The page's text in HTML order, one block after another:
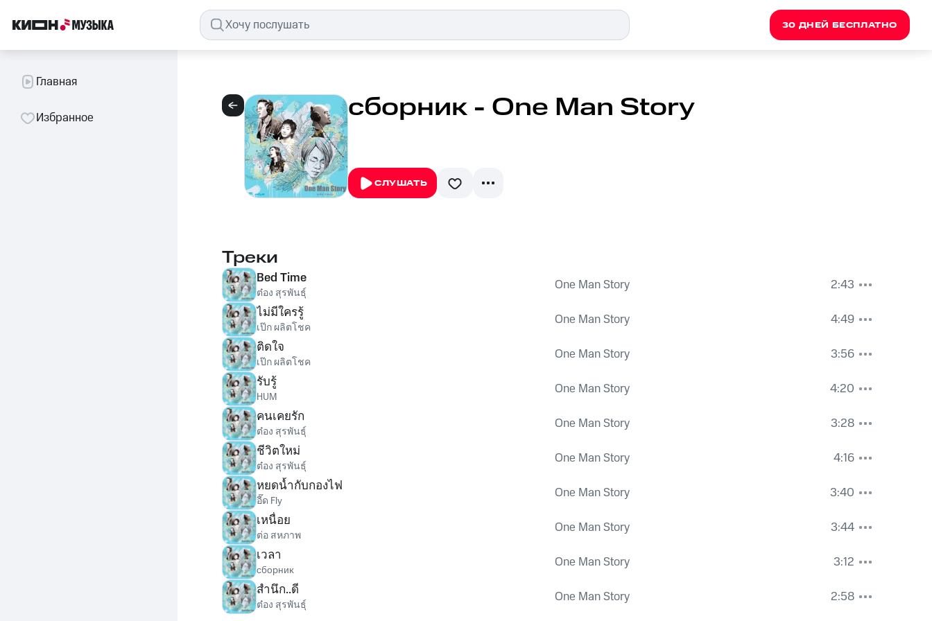
30 ДНЕЙ БЕСПЛАТНО
Главная
Избранное сборник - One Man Story
СЛУШАТЬ
Треки
Bed Time
ต๋อง สุรพันธุ์ One Man Story
2:43
ไม่มีใครรู้
เป๊ก ผลิตโชค One Man Story
4:49
ติดใจ
เป๊ก ผลิตโชค One Man Story
3:56
รับรู้
HUM One Man Story
4:20
คนเคยรัก
ต๋อง สุรพันธุ์ One Man Story
3:28
ชีวิตใหม่
ต๋อง สุรพันธุ์ One Man Story
4:16
หยดน้ำกับกองไฟ
อี๊ด Fly One Man Story
3:40
เหนื่อย
ต่อ สหภาพ One Man Story
3:44
เวลา
сборник One Man Story
3:12
สำนึก..ดี
ต๋อง สุรพันธุ์ One Man Story 2:58